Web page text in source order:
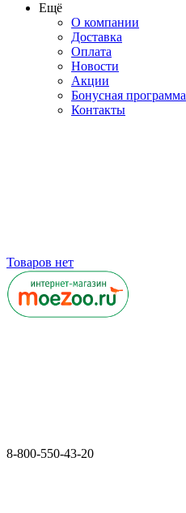
Ещё
О компании
Доставка
Оплата
Новости
Акции
Бонусная программа
Контакты
Товаров нет
8-800-550-43-20